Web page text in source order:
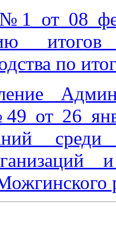
от 08
по
от 26